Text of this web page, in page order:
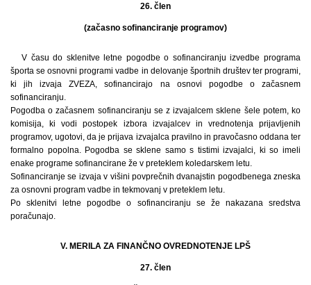
26. člen
(začasno sofinanciranje programov)
V času do sklenitve letne pogodbe o sofinanciranju izvedbe programa
športa se osnovni programi vadbe in delovanje športnih društev ter programi,
ki jih izvaja ZVEZA, sofinancirajo na osnovi pogodbe o začasnem
sofinanciranju.
Pogodba o začasnem sofinanciranju se z izvajalcem sklene šele potem, ko
komisija, ki vodi postopek izbora izvajalcev in vrednotenja prijavljenih
programov, ugotovi, da je prijava izvajalca pravilno in pravočasno oddana ter
formalno popolna. Pogodba se sklene samo s tistimi izvajalci, ki so imeli
enake programe sofinancirane že v preteklem koledarskem letu.
Sofinanciranje se izvaja v višini povprečnih dvanajstin pogodbenega zneska
za osnovni program vadbe in tekmovanj v preteklem letu.
Po sklenitvi letne pogodbe o sofinanciranju se že nakazana sredstva
poračunajo.
V. MERILA ZA FINANČNO OVREDNOTENJE LPŠ
27. člen